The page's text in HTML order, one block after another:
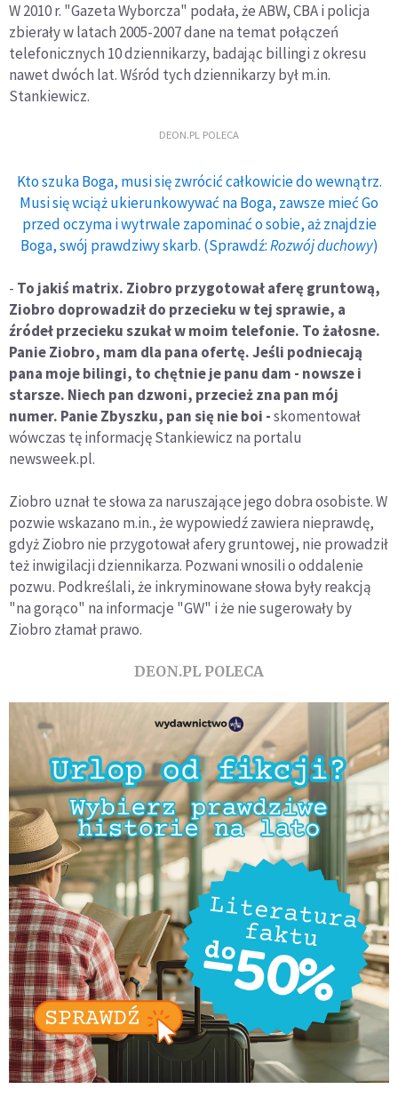
W 2010 r. "Gazeta Wyborcza" podała, że ABW, CBA i policja
zbierały w latach 2005-2007 dane na temat połączeń
telefonicznych 10 dziennikarzy, badając billingi z okresu
nawet dwóch lat. Wśród tych dziennikarzy był m.in.
Stankiewicz.
DEON.PL POLECA
Kto szuka Boga, musi się zwrócić całkowicie do wewnątrz.
Musi się wciąż ukierunkowywać na Boga, zawsze mieć Go
przed oczyma i wytrwale zapominać o sobie, aż znajdzie
Boga, swój prawdziwy skarb. (Sprawdź:Rozwój duchowy)
- To jakiś matrix. Ziobro przygotował aferę gruntową,
Ziobro doprowadził do przecieku w tej sprawie, a
źródeł przecieku szukał w moim telefonie. To żałosne.
Panie Ziobro, mam dla pana ofertę. Jeśli podniecają
pana moje bilingi, to chętnie je panu dam - nowsze i
starsze. Niech pan dzwoni, przecież zna pan mój
numer. Panie Zbyszku, pan się nie boi -skomentował
wówczas tę informację Stankiewicz na portalu
newsweek.pl.
Ziobro uznał te słowa za naruszające jego dobra osobiste. W
pozwie wskazano m.in., że wypowiedź zawiera nieprawdę,
gdyż Ziobro nie przygotował afery gruntowej, nie prowadził
też inwigilacji dziennikarza. Pozwani wnosili o oddalenie
pozwu. Podkreślali, że inkryminowane słowa były reakcją
"na gorąco" na informacje "GW" i że nie sugerowały by
Ziobro złamał prawo.
DEON.PL POLECA